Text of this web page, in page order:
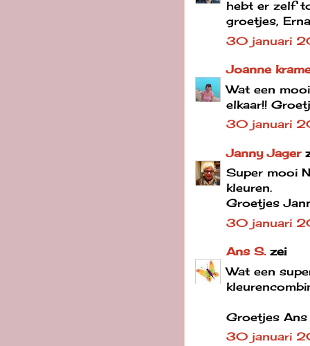
hebt er zelf
groetjes, Erna
30 januari
Joanne
Wat een
elkaar!!
30 januari
Janny Jager
Super mooi
kleuren.
Groetjes
30 januari
Ans S.zei
Wat een
Groetjes Ans
30 januari